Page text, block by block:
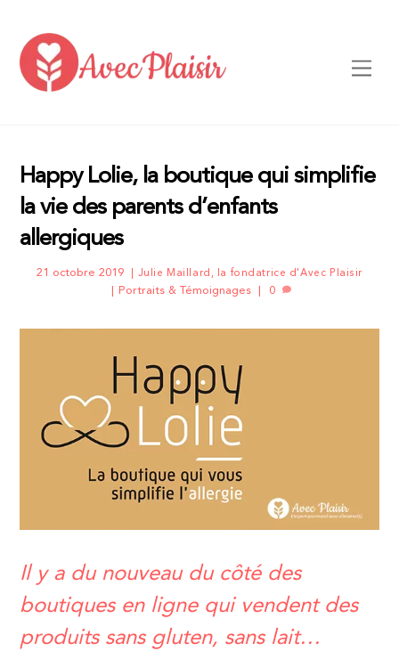
content
Happy Lolie, la boutique qui simplifie
la vie des parents d’enfants
allergiques
21 octobre 2019 Julie Maillard, la fondatrice d'Avec Plaisir
Portraits & Témoignages 0
Il y a du nouveau du côté des
boutiques en ligne qui vendent des
produits sans gluten, sans lait…